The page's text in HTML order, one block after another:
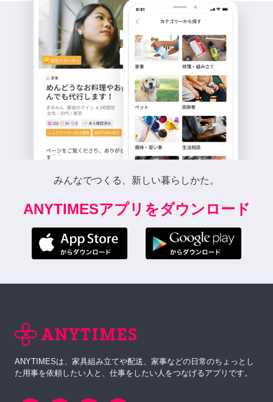
みんなでつくる、新しい暮らしかた。
ANYTIMESアプリをダウンロード
ANYTIMESは、家具組み立てや配送、家事などの日常のちょっとし
た用事を依頼したい人と、仕事をしたい人をつなげるアプリです。